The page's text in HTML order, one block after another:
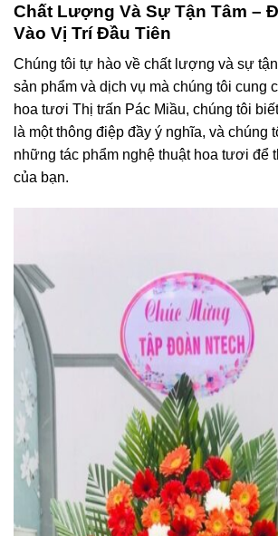
Chất Lượng Và Sự Tận Tâm –
Vào Vị Trí Đầu Tiên
Chúng tôi tự hào về chất lượng và sự
sản phẩm và dịch vụ mà chúng tôi cung
hoa tươi Thị trấn Pác Miầu, chúng tôi
là một thông điệp đầy ý nghĩa, và chúng
những tác phẩm nghệ thuật hoa tươi để
của bạn.